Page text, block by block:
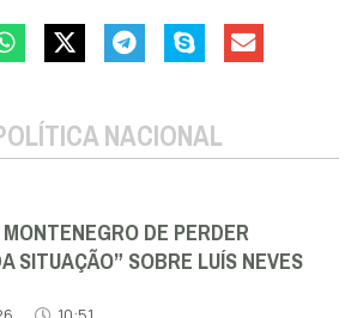
NACIONAL
DE PERDER
SITUAÇÃO” SOBRE LUÍS NEVES